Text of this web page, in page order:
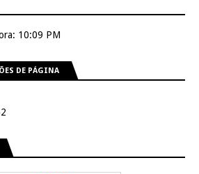
10:09 PM
DE PÁGINA